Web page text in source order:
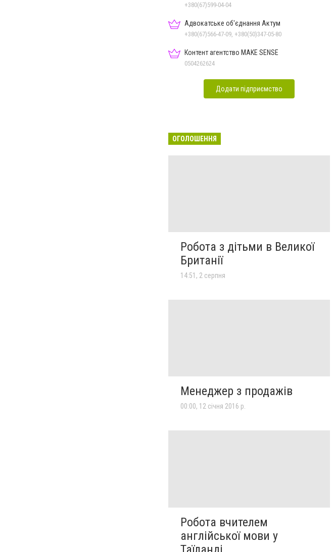
+380(67)599-04-04
Адвокатське об'єднання Актум
+380(67)566-47-09, +380(50)347-05-80
Контент агентство MAKE SENSE
0504262624
Додати підприємство
ОГОЛОШЕННЯ
Робота з дітьми в Великої
Британії
14:51, 2 серпня
Менеджер з продажів
00:00, 12 січня 2016 р.
Робота вчителем
англійської мови у